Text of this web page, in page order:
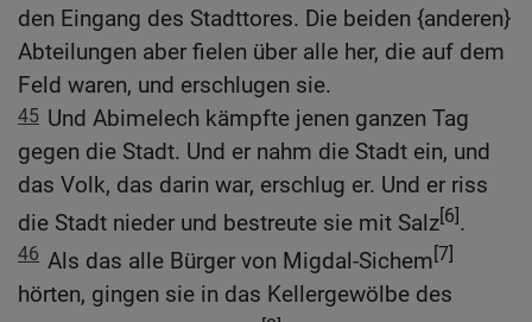
den Eingang des Stadttores. Die beiden {anderen}
Abteilungen aber fielen über alle her, die auf dem
Feld waren, und erschlugen sie.
45 Und Abimelech kämpfte jenen ganzen Tag
gegen die Stadt. Und er nahm die Stadt ein, und
das Volk, das darin war, erschlug er. Und er riss
die Stadt nieder und bestreute sie mit Salz[6].
46 Als das alle Bürger von Migdal-Sichem[7]
hörten, gingen sie in das Kellergewölbe des